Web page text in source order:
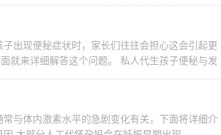
出现便秘症状时，家长们往往会担心这会引起更
就来详细解答这个问题。 私人代生孩子便秘与发
与体内激素水平的急剧变化有关，下面将详细介